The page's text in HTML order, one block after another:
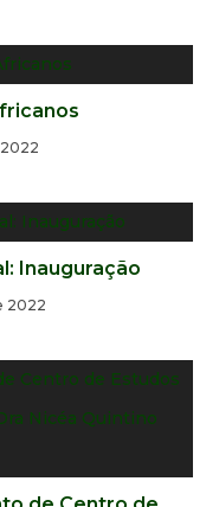
Inauguração
2022